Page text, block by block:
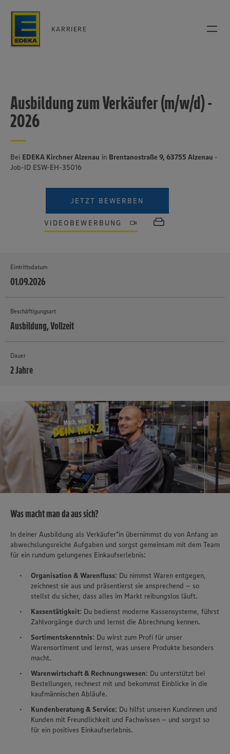
KARRIERE
Ausbildung zum Verkäufer (m/w/d) -
2026
Bei EDEKA Kirchner Alzenau in Brentanostraße 9, 63755 Alzenau -
Job-ID ESW-EH-35016
JETZT BEWERBEN
VIDEOBEWERBUNG
Eintrittsdatum
01.09.2026
Beschäftigungsart
Ausbildung, Vollzeit
Dauer
2 Jahre
Was macht man da aus sich?
In deiner Ausbildung als Verkäufer*in übernimmst du von Anfang an
abwechslungsreiche Aufgaben und sorgst gemeinsam mit dem Team
für ein rundum gelungenes Einkaufserlebnis:
Organisation & Warenfluss: Du nimmst Waren entgegen,
zeichnest sie aus und präsentierst sie ansprechend – so
stellst du sicher, dass alles im Markt reibungslos läuft.
Kassentätigkeit: Du bedienst moderne Kassensysteme, führst
Zahlvorgänge durch und lernst die Abrechnung kennen.
Sortimentskenntnis: Du wirst zum Profi für unser
Warensortiment und lernst, was unsere Produkte besonders
macht.
Warenwirtschaft & Rechnungswesen: Du unterstützt bei
Bestellungen, rechnest mit und bekommst Einblicke in die
kaufmännischen Abläufe.
Kundenberatung & Service: Du hilfst unseren Kundinnen und
Kunden mit Freundlichkeit und Fachwissen – und sorgst so
für ein positives Einkaufserlebnis.